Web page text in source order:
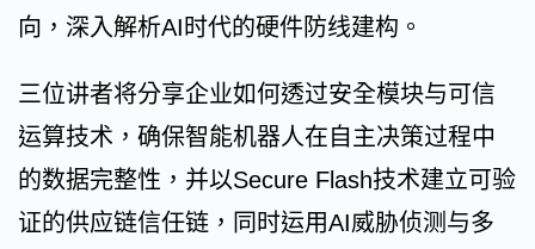
向，深入解析AI时代的硬件防线建构。
三位讲者将分享企业如何透过安全模块与可信
运算技术，确保智能机器人在自主决策过程中
的数据完整性，并以Secure Flash技术建立可验
证的供应链信任链，同时运用AI威胁侦测与多